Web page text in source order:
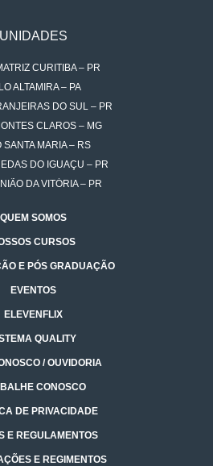
UNIDADES
CURITIBA – PR
ALTAMIRA – PA
DO SUL – PR
CLAROS – MG
SANTA MARIA – RS
DO IGUAÇU – PR
DA VITÓRIA – PR
QUEM SOMOS
CURSOS
E PÓS GRADUAÇÃO
EVENTOS
ELEVENFLIX
QUALITY
/ OUVIDORIA
CONOSCO
DE PRIVACIDADE
E REGULAMENTOS
E REGIMENTOS